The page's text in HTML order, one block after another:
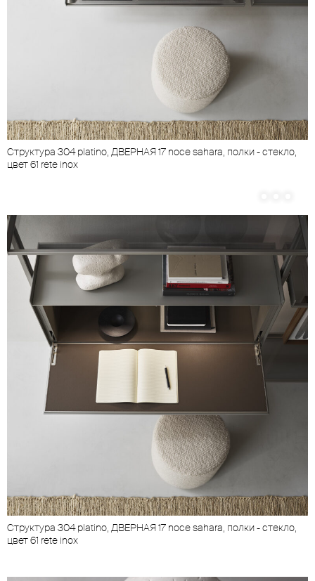
Cтруктура 304 platino, ДВЕРНАЯ 17 noce sahara, полки - стекло,
цвет 61 rete inox
Cтруктура 304 platino, ДВЕРНАЯ 17 noce sahara, полки - стекло,
цвет 61 rete inox